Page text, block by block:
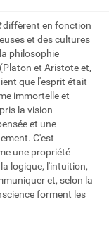
diffèrent en fonction
et des cultures
philosophie
et Aristote et,
que l'esprit était
immortelle et
la vision
et une
C'est
une propriété
logique, l'intuition,
et, selon la
forment les